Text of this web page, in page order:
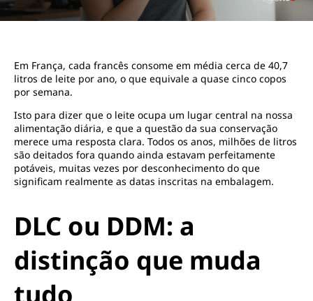
Em França, cada francês consome em média cerca de 40,7
litros de leite por ano, o que equivale a quase cinco copos
por semana.
Isto para dizer que o leite ocupa um lugar central na nossa
alimentação diária, e que a questão da sua conservação
merece uma resposta clara. Todos os anos, milhões de litros
são deitados fora quando ainda estavam perfeitamente
potáveis, muitas vezes por desconhecimento do que
significam realmente as datas inscritas na embalagem.
DLC ou DDM: a
distinção que muda